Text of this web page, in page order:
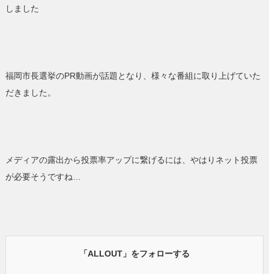
しました
福岡市長選挙のPR動画が話題となり、様々な番組に取り上げていた
だきました。
メディアの露出から投票率アップに繋げるには、やはりネット投票
が必要そうですね…
「ALLOUT」をフォローする